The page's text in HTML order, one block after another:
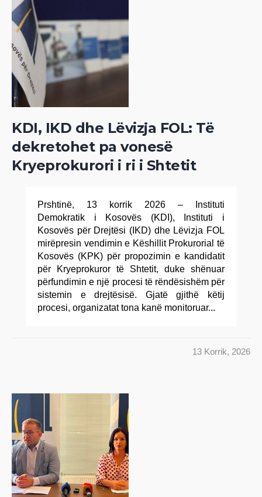
KDI, IKD dhe Lëvizja FOL: Të
dekretohet pa vonesë
Kryeprokurori i ri i Shtetit
Prshtinë, 13 korrik 2026 – Instituti
Demokratik i Kosovës (KDI), Instituti i
Kosovës për Drejtësi (IKD) dhe Lëvizja FOL
mirëpresin vendimin e Këshillit Prokurorial të
Kosovës (KPK) për propozimin e kandidatit
për Kryeprokuror të Shtetit, duke shënuar
përfundimin e një procesi të rëndësishëm për
sistemin e drejtësisë. Gjatë gjithë këtij
procesi, organizatat tona kanë monitoruar...
13 Korrik, 2026